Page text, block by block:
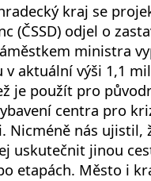
kraj se
(ČSSD) odjel o
ministra
aktuální výši 1,1
je použít pro
centra pro
Nicméně nás ujistil,
uskutečnit jinou
etapách. Město i